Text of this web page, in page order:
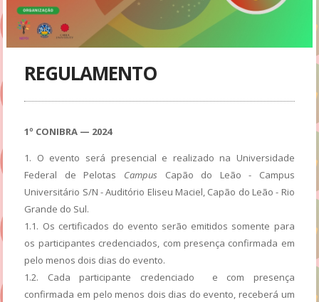
REGULAMENTO
1º CONIBRA — 2024
1. O evento será presencial e realizado na Universidade
Federal de Pelotas Campus Capão do Leão - Campus
Universitário S/N - Auditório Eliseu Maciel, Capão do Leão - Rio
Grande do Sul.
1.1. Os certificados do evento serão emitidos somente para
os participantes credenciados, com presença confirmada em
pelo menos dois dias do evento.
1.2. Cada participante credenciado e com presença
confirmada em pelo menos dois dias do evento, receberá um